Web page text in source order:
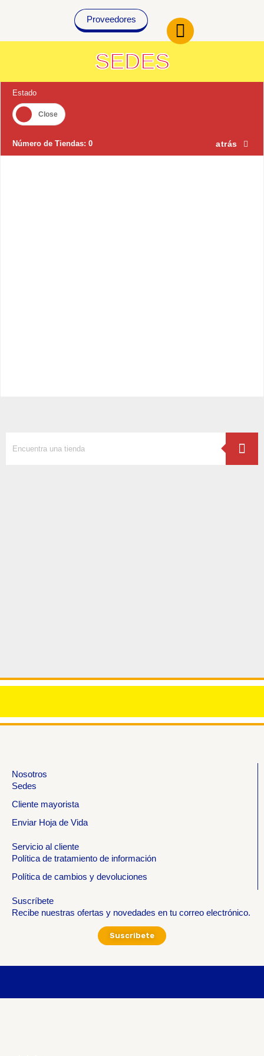
Proveedores
SEDES
Estado
Número de Tiendas: 0 atrás
Nosotros
Sedes
Cliente mayorista
Enviar Hoja de Vida
Servicio al cliente
Política de tratamiento de información
Política de cambios y devoluciones
Suscríbete
Recibe nuestras ofertas y novedades en tu correo electrónico.
Suscribete